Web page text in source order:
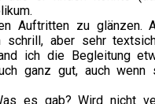
Auftritten zu
aber sehr
ich die Begleitung
ganz gut, auch
es gab? Wird nicht